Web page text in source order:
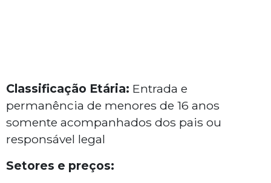
Classificação Etária: Entrada e
permanência de menores de 16 anos
somente acompanhados dos pais ou
responsável legal
Setores e preços: